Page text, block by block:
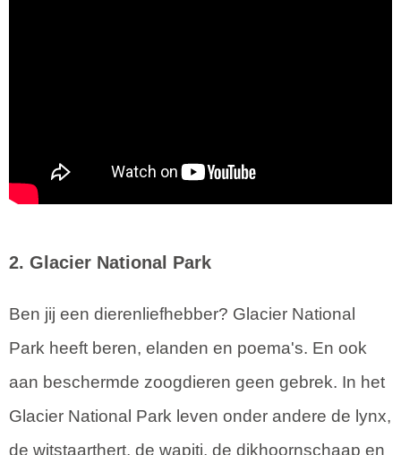
2. Glacier National Park
Ben jij een dierenliefhebber? Glacier National
Park heeft beren, elanden en poema's. En ook
aan beschermde zoogdieren geen gebrek. In het
Glacier National Park leven onder andere de lynx,
de witstaarthert, de wapiti, de dikhoornschaap en